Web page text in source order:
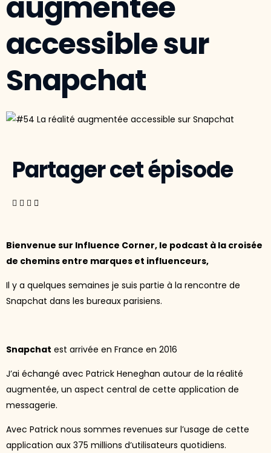
accessible sur
Snapchat
Partager cet épisode
Bienvenue sur Influence Corner, le podcast à la croisée
de chemins entre marques et influenceurs,
Il y a quelques semaines je suis partie à la rencontre de
Snapchat dans les bureaux parisiens.
Snapchat est arrivée en France en 2016
J’ai échangé avec Patrick Heneghan autour de la réalité
augmentée, un aspect central de cette application de
messagerie.
Avec Patrick nous sommes revenues sur l’usage de cette
application aux 375 millions d’utilisateurs quotidiens.